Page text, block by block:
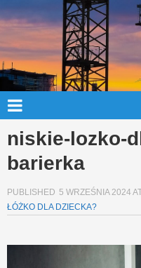
niskie-lozko-
barierka
PUBLISHED 5 WRZEŚNIA 2024
ŁÓŻKO DLA DZIECKA?